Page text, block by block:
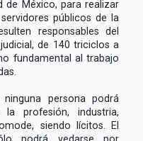
de México, para realizar
públicos de la
responsables del
de 140 triciclos a
fundamental al trabajo
persona podrá
profesión, industria,
siendo lícitos. El
podrá vedarse por